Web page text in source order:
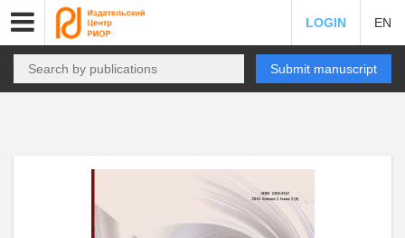
LOGIN EN
Submit manuscript